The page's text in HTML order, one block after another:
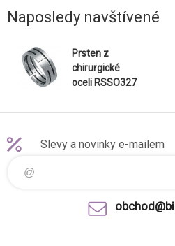
Naposledy navštívené
Prsten z
chirurgické
oceli RSSO327
Slevy a novinky e-mailem